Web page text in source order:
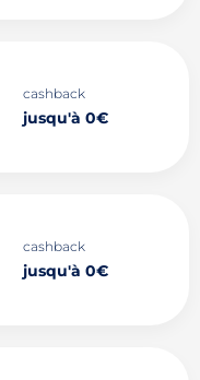
cashback
jusqu'à 0€
cashback
jusqu'à 0€